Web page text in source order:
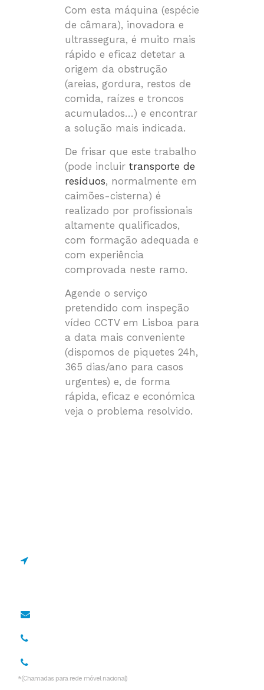
Com esta máquina (espécie
de câmara), inovadora e
ultrassegura, é muito mais
rápido e eficaz detetar a
origem da obstrução
(areias, gordura, restos de
comida, raízes e troncos
acumulados…) e encontrar
a solução mais indicada.
De frisar que este trabalho
(pode incluir transporte de
resíduos, normalmente em
caimões-cisterna) é
realizado por profissionais
altamente qualificados,
com formação adequada e
com experiência
comprovada neste ramo.
Agende o serviço
pretendido com inspeção
vídeo CCTV em Lisboa para
a data mais conveniente
(dispomos de piquetes 24h,
365 dias/ano para casos
urgentes) e, de forma
rápida, eficaz e económica
veja o problema resolvido.
*(Chamadas para rede móvel nacional)